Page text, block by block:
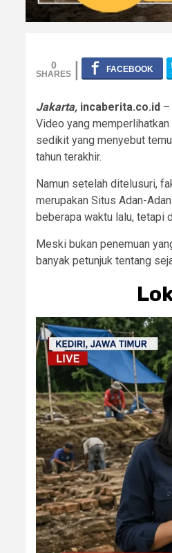
0
Jakarta, incaberita.co.id –
Video yang
sedikit yang menyebut
tahun terakhir.
Namun setelah ditelusuri,
merupakan Situs Adan-
beberapa waktu lalu, tetapi
Meski bukan penemuan
banyak petunjuk tentang